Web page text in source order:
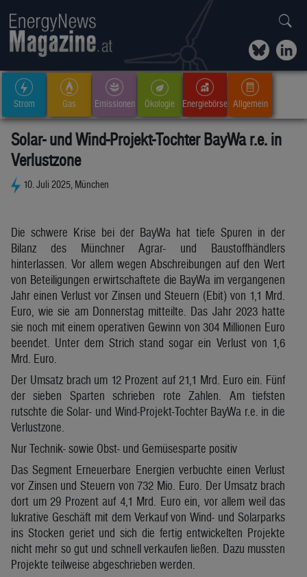
Strom Gas Emissionen Ökologie Energiebörse Allgemein
Solar- und Wind-Projekt-Tochter BayWa r.e. in
Verlustzone
10. Juli 2025, München
Die schwere Krise bei der BayWa hat tiefe Spuren in der
Bilanz des Münchner Agrar- und Baustoffhändlers
hinterlassen. Vor allem wegen Abschreibungen auf den Wert
von Beteiligungen erwirtschaftete die BayWa im vergangenen
Jahr einen Verlust vor Zinsen und Steuern (Ebit) von 1,1 Mrd.
Euro, wie sie am Donnerstag mitteilte. Das Jahr 2023 hatte
sie noch mit einem operativen Gewinn von 304 Millionen Euro
beendet. Unter dem Strich stand sogar ein Verlust von 1,6
Mrd. Euro.
Der Umsatz brach um 12 Prozent auf 21,1 Mrd. Euro ein. Fünf
der sieben Sparten schrieben rote Zahlen. Am tiefsten
rutschte die Solar- und Wind-Projekt-Tochter BayWa r.e. in die
Verlustzone.
Nur Technik- sowie Obst- und Gemüsesparte positiv
Das Segment Erneuerbare Energien verbuchte einen Verlust
vor Zinsen und Steuern von 732 Mio. Euro. Der Umsatz brach
dort um 29 Prozent auf 4,1 Mrd. Euro ein, vor allem weil das
lukrative Geschäft mit dem Verkauf von Wind- und Solarparks
ins Stocken geriet und sich die fertig entwickelten Projekte
nicht mehr so gut und schnell verkaufen ließen. Dazu mussten
Projekte teilweise abgeschrieben werden.